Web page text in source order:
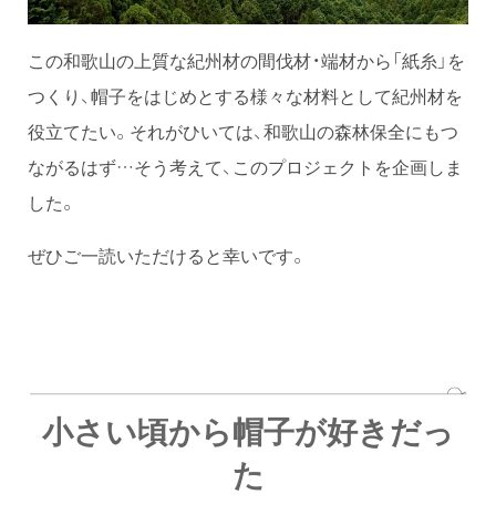
この和歌山の上質な紀州材の間伐材・端材から「紙糸」を
つくり、帽子をはじめとする様々な材料として紀州材を
役立てたい。それがひいては、和歌山の森林保全にもつ
ながるはず…そう考えて、このプロジェクトを企画しま
した。
ぜひご一読いただけると幸いです。
小さい頃から帽子が好きだっ
た